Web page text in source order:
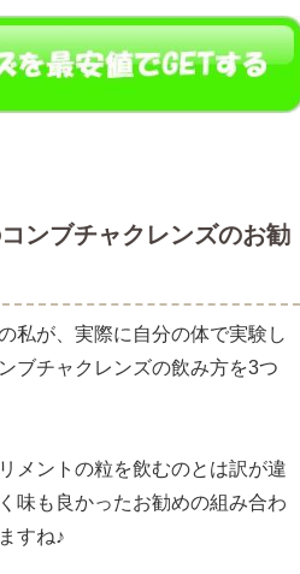
ンブチャクレンズのお勧
私が、実際に自分の体で実験し
ブチャクレンズの飲み方を3つ
メントの粒を飲むのとは訳が違
味も良かったお勧めの組み合わ
すね♪